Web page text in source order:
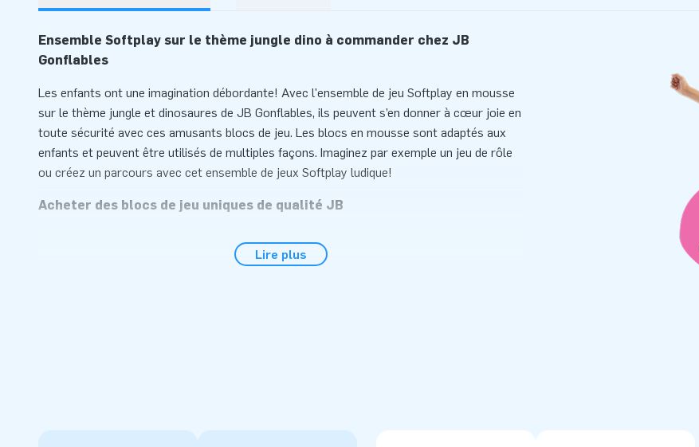
Ensemble Softplay sur le thème jungle dino à commander chez JB
Gonflables
Les enfants ont une imagination débordante! Avec l'ensemble de jeu Softplay en mousse
sur le thème jungle et dinosaures de JB Gonflables, ils peuvent s’en donner à cœur joie en
toute sécurité avec ces amusants blocs de jeu. Les blocs en mousse sont adaptés aux
enfants et peuvent être utilisés de multiples façons. Imaginez par exemple un jeu de rôle
ou créez un parcours avec cet ensemble de jeux Softplay ludique!
Acheter des blocs de jeu uniques de qualité JB
l'ensemble softplay en mousse de JB. Des heures de plaisir sont garanties avec les
Lire plus